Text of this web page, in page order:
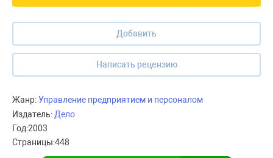
Добавить
Написать рецензию
Жанр:Управление предприятием и персоналом
Издатель:Дело
Год:2003
Страницы:448